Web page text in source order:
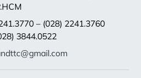
– (028) 2241.3760
3844.0522